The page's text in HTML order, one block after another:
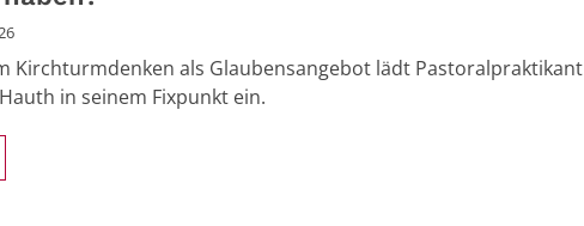
Kirchturmdenken als Glaubensangebot lädt Pastoralpraktikant
in seinem Fixpunkt ein.